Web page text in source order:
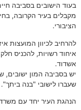
בעוד הישובים בסביבה
מקבלים בעיר הקרובה,
הציבורי.
להרחיב לכיוון המועצות
איחוד רשויות, להכניס
אשדוד.
יש בסביבה המון ישובים,
שעברו לישובי "בנה ביתך".
הנהגת העיר יחד עם